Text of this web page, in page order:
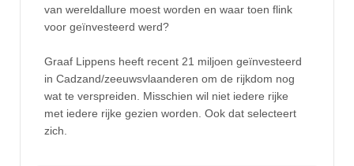
van wereldallure moest worden en waar toen flink
voor geïnvesteerd werd?
Graaf Lippens heeft recent 21 miljoen geïnvesteerd
in Cadzand/zeeuwsvlaanderen om de rijkdom nog
wat te verspreiden. Misschien wil niet iedere rijke
met iedere rijke gezien worden. Ook dat selecteert
zich.